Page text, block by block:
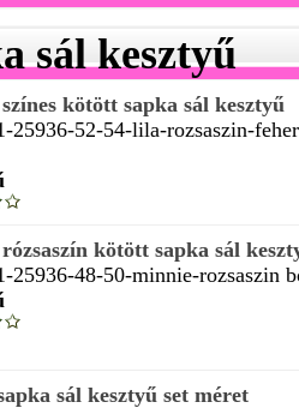
sál kesztyű
kötött sapka sál kesztyű
25936-52-54-lila-rozsaszin-
kötött sapka sál
25936-48-50-minnie-rozsaszin
sál kesztyű set méret